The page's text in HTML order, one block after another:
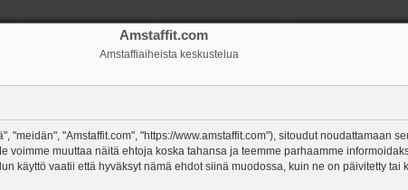
Amstaffit.com
Amstaffiaiheista keskustelua
"meidän", "Amstaffit.com", "https://www.amstaffit.com"), sitoudut noudattamaan
voimme muuttaa näitä ehtoja koska tahansa ja teemme parhaamme
käyttö vaatii että hyväksyt nämä ehdot siinä muodossa, kuin ne on päivitetty tai